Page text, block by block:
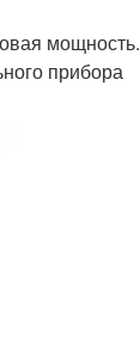
прибора